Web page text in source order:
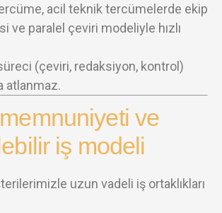
acil teknik tercümelerde ekip
ve paralel çeviri modeliyle hızlı
(çeviri, redaksiyon, kontrol)
atlanmaz.
ve
iş modeli
uzun vadeli iş ortaklıkları